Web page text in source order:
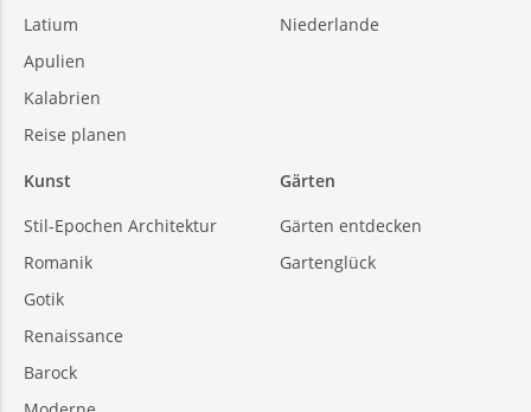
Latium
Apulien
Kalabrien
Reise planen
Niederlande
Kunst
Stil-Epochen Architektur
Romanik
Gotik
Renaissance
Barock
Gärten
Gärten entdecken
Gartenglück